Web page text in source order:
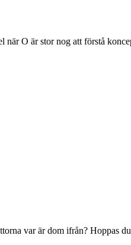
O är stor nog att förstå
var är dom ifrån? Hoppas